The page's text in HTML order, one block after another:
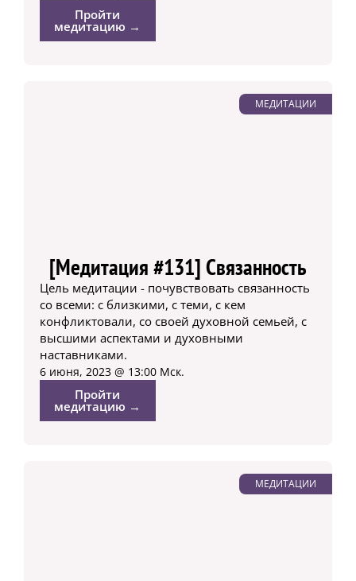
Пройти
медитацию →
МЕДИТАЦИИ
[Медитация #131] Связанность
Цель медитации - почувствовать связанность
со всеми: с близкими, с теми, с кем
конфликтовали, со своей духовной семьей, с
высшими аспектами и духовными
наставниками.
6 июня, 2023 @ 13:00 Мск.
Пройти
медитацию →
МЕДИТАЦИИ